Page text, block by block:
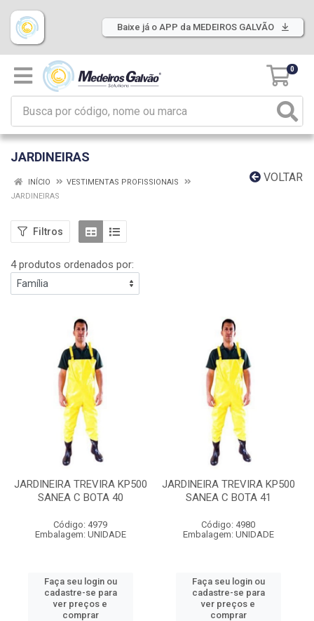
Baixe já o APP da MEDEIROS GALVÃO
0
JARDINEIRAS
VOLTAR
INÍCIO
VESTIMENTAS PROFISSIONAIS
JARDINEIRAS
Filtros
4 produtos ordenados por:
JARDINEIRA TREVIRA KP500
SANEA C BOTA 40
Código: 4979
Embalagem: UNIDADE
Faça seu login ou
cadastre-se para
ver preços e
comprar
JARDINEIRA TREVIRA KP500
SANEA C BOTA 41
Código: 4980
Embalagem: UNIDADE
Faça seu login ou
cadastre-se para
ver preços e
comprar